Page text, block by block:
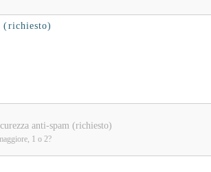
anti-spam (richiesto)
1 o 2?